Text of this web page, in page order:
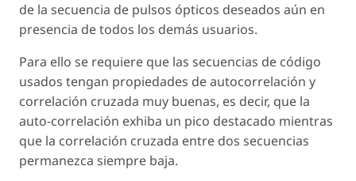
de la secuencia de pulsos ópticos deseados aún en
presencia de todos los demás usuarios.
Para ello se requiere que las secuencias de código
usados tengan propiedades de autocorrelación y
correlación cruzada muy buenas, es decir, que la
auto-correlación exhiba un pico destacado mientras
que la correlación cruzada entre dos secuencias
permanezca siempre baja.